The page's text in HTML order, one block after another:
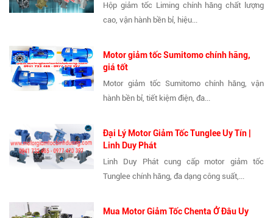
Hộp giảm tốc Liming chính hãng chất lượng
cao, vận hành bền bỉ, hiệu...
Motor giảm tốc Sumitomo chính hãng,
giá tốt
Motor giảm tốc Sumitomo chính hãng, vận
hành bền bỉ, tiết kiệm điện, đa...
Đại Lý Motor Giảm Tốc Tunglee Uy Tín |
Linh Duy Phát
Linh Duy Phát cung cấp motor giảm tốc
Tunglee chính hãng, đa dạng công suất,...
Mua Motor Giảm Tốc Chenta Ở Đâu Uy